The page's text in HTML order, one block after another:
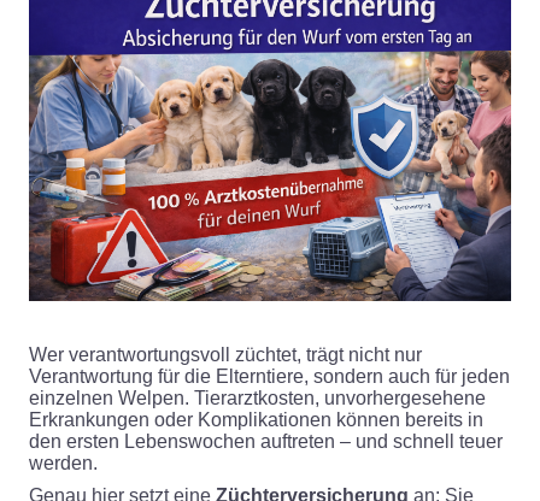
Wer verantwortungsvoll züchtet, trägt nicht nur
Verantwortung für die Elterntiere, sondern auch für jeden
einzelnen Welpen. Tierarztkosten, unvorhergesehene
Erkrankungen oder Komplikationen können bereits in
den ersten Lebenswochen auftreten – und schnell teuer
werden.
Genau hier setzt eine Züchterversicherung an: Sie